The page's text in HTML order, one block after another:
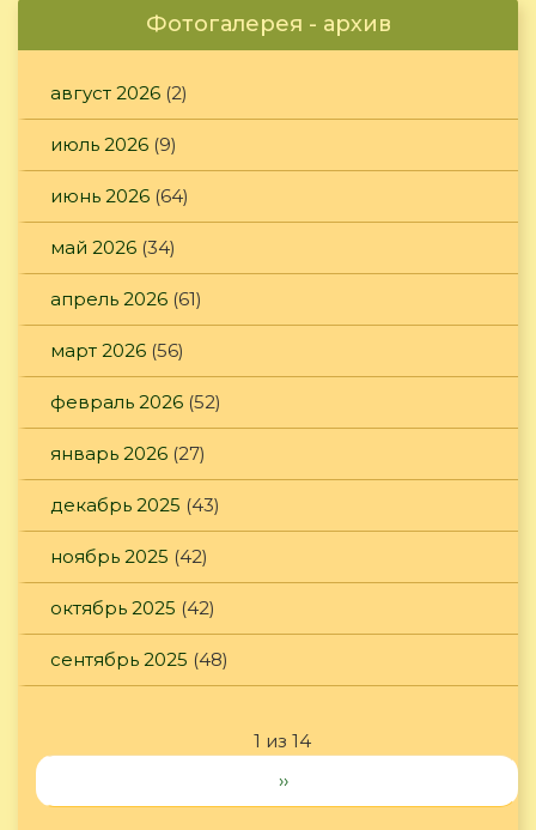
Фотогалерея - архив
август 2026 (2)
июль 2026 (9)
июнь 2026 (64)
май 2026 (34)
апрель 2026 (61)
март 2026 (56)
февраль 2026 (52)
январь 2026 (27)
декабрь 2025 (43)
ноябрь 2025 (42)
октябрь 2025 (42)
сентябрь 2025 (48)
1 из 14
››